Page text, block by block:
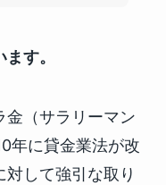
す。
金（サラリーマン
年に貸金業法が改
して強引な取り